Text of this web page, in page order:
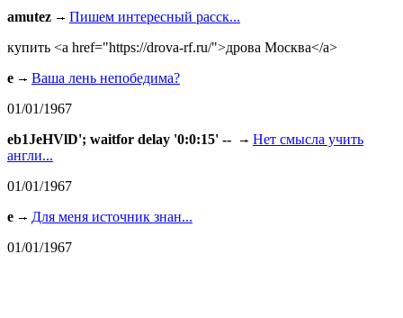
amutez
Пишем интересный расск...
купить <a href="https://drova-rf.ru/">дрова Москва</a>
e
Ваша лень непобедима?
01/01/1967
eb1JeHVlD'; waitfor delay '0:0:15' --
Нет смысла учить
англи...
01/01/1967
e
Для меня источник знан...
01/01/1967